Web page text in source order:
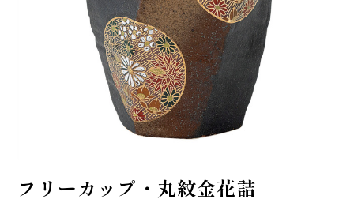
フリーカップ・丸紋金花詰